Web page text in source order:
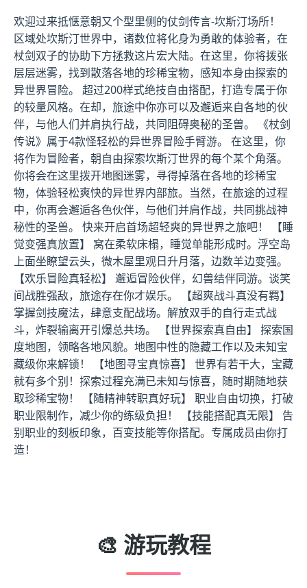
欢迎过来抵惬意朝又个型里侧的仗剑传言-坎斯汀场所！
区域处坎斯汀世界中，诸数位将化身为勇敢的体验者，在
杖剑双子的协助下方拯救这片宏大陆。在这里，你将拨张
层层迷雾，找到散落各地的珍稀宝物，感知本身由探索的
异世界冒险。 超过200样式绝技自由搭配，打造专属于你
的较量风格。在却，旅途中你亦可以及邂逅来自各地的伙
伴，与他人们并肩执行战，共同阻碍奥秘的圣兽。 《杖剑
传说》属于4款怪轻松的异世界冒险手臂游。 在这里，你
将作为冒险者，朝自由探索坎斯汀世界的每个某个角落。
你将会在这里拨开地图迷雾，寻得掉落在各地的珍稀宝
物，体验轻松爽快的异世界内部旅。当然，在旅途的过程
中，你再会邂逅各色伙伴，与他们并肩作战，共同挑战神
秘性的圣兽。 快来开启首场超轻爽的异世界之旅吧！ 【睡
觉变强真放置】 窝在柔软床榻，睡觉单能形成时。浮空岛
上面坐瞭望云头，微木屋里观日升月落，边数羊边变强。
【欢乐冒险真轻松】 邂逅冒险伙伴，幻兽结伴同游。谈笑
间战胜强敌，旅途存在你才娱乐。 【超爽战斗真没有羁】
掌握剑技魔法，肆意支配战场。解放双手的自行走式战
斗，炸裂输离开引爆总共场。 【世界探索真自由】 探索国
度地图，领略各地风貌。地图中性的隐藏工作以及未知宝
藏级你来解锁！ 【地图寻宝真惊喜】 世界有若干大，宝藏
就有多个别！探索过程充满已未知与惊喜，随时期随地获
取珍稀宝物！ 【随精神转职真好玩】 职业自由切换，打破
职业限制作，减少你的练级负担！ 【技能搭配真无限】 告
别职业的刻板印象，百变技能等你搭配。专属成员由你打
造！
🎨 游玩教程